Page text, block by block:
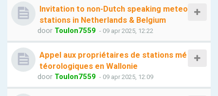
Invitation to non-Dutch speaking meteo
stations in Netherlands & Belgium
door Toulon7559 - 09 apr 2025, 12:22
Appel aux propriétaires de stations mé
téorologiques en Wallonie
door Toulon7559 - 09 apr 2025, 12:09